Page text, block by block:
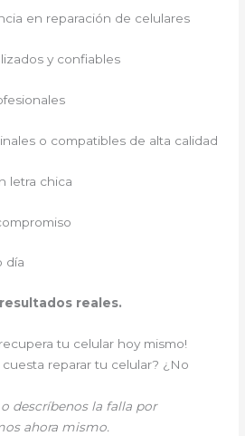
en reparación de celulares
y confiables
o compatibles de alta calidad
letra chica
día
reales.
tu celular hoy mismo!
reparar tu celular? ¿No
descríbenos la falla por
ahora mismo.